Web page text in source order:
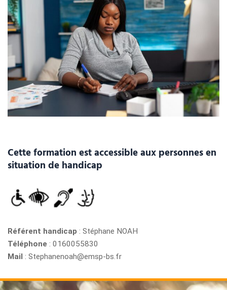
Cette formation est accessible aux personnes en
situation de handicap
Référent handicap : Stéphane NOAH
Téléphone : 0160055830
Mail : Stephanenoah@emsp-bs.fr